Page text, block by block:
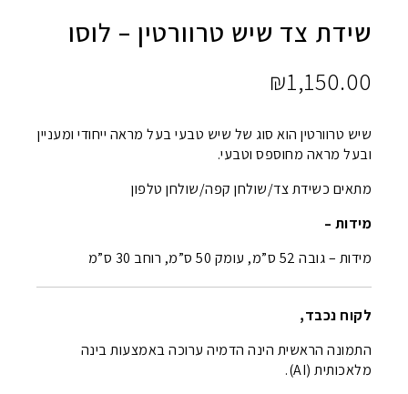
שידת צד שיש טרוורטין – לוסו
₪1,150.00
שיש טרוורטין הוא סוג של שיש טבעי בעל מראה ייחודי ומעניין
ובעל מראה מחוספס וטבעי.
מתאים כשידת צד/שולחן קפה/שולחן טלפון
מידות –
מידות – גובה 52 ס”מ, עומק 50 ס”מ, רוחב 30 ס”מ
לקוח נכבד,
התמונה הראשית הינה הדמיה ערוכה באמצעות בינה
מלאכותית (AI).